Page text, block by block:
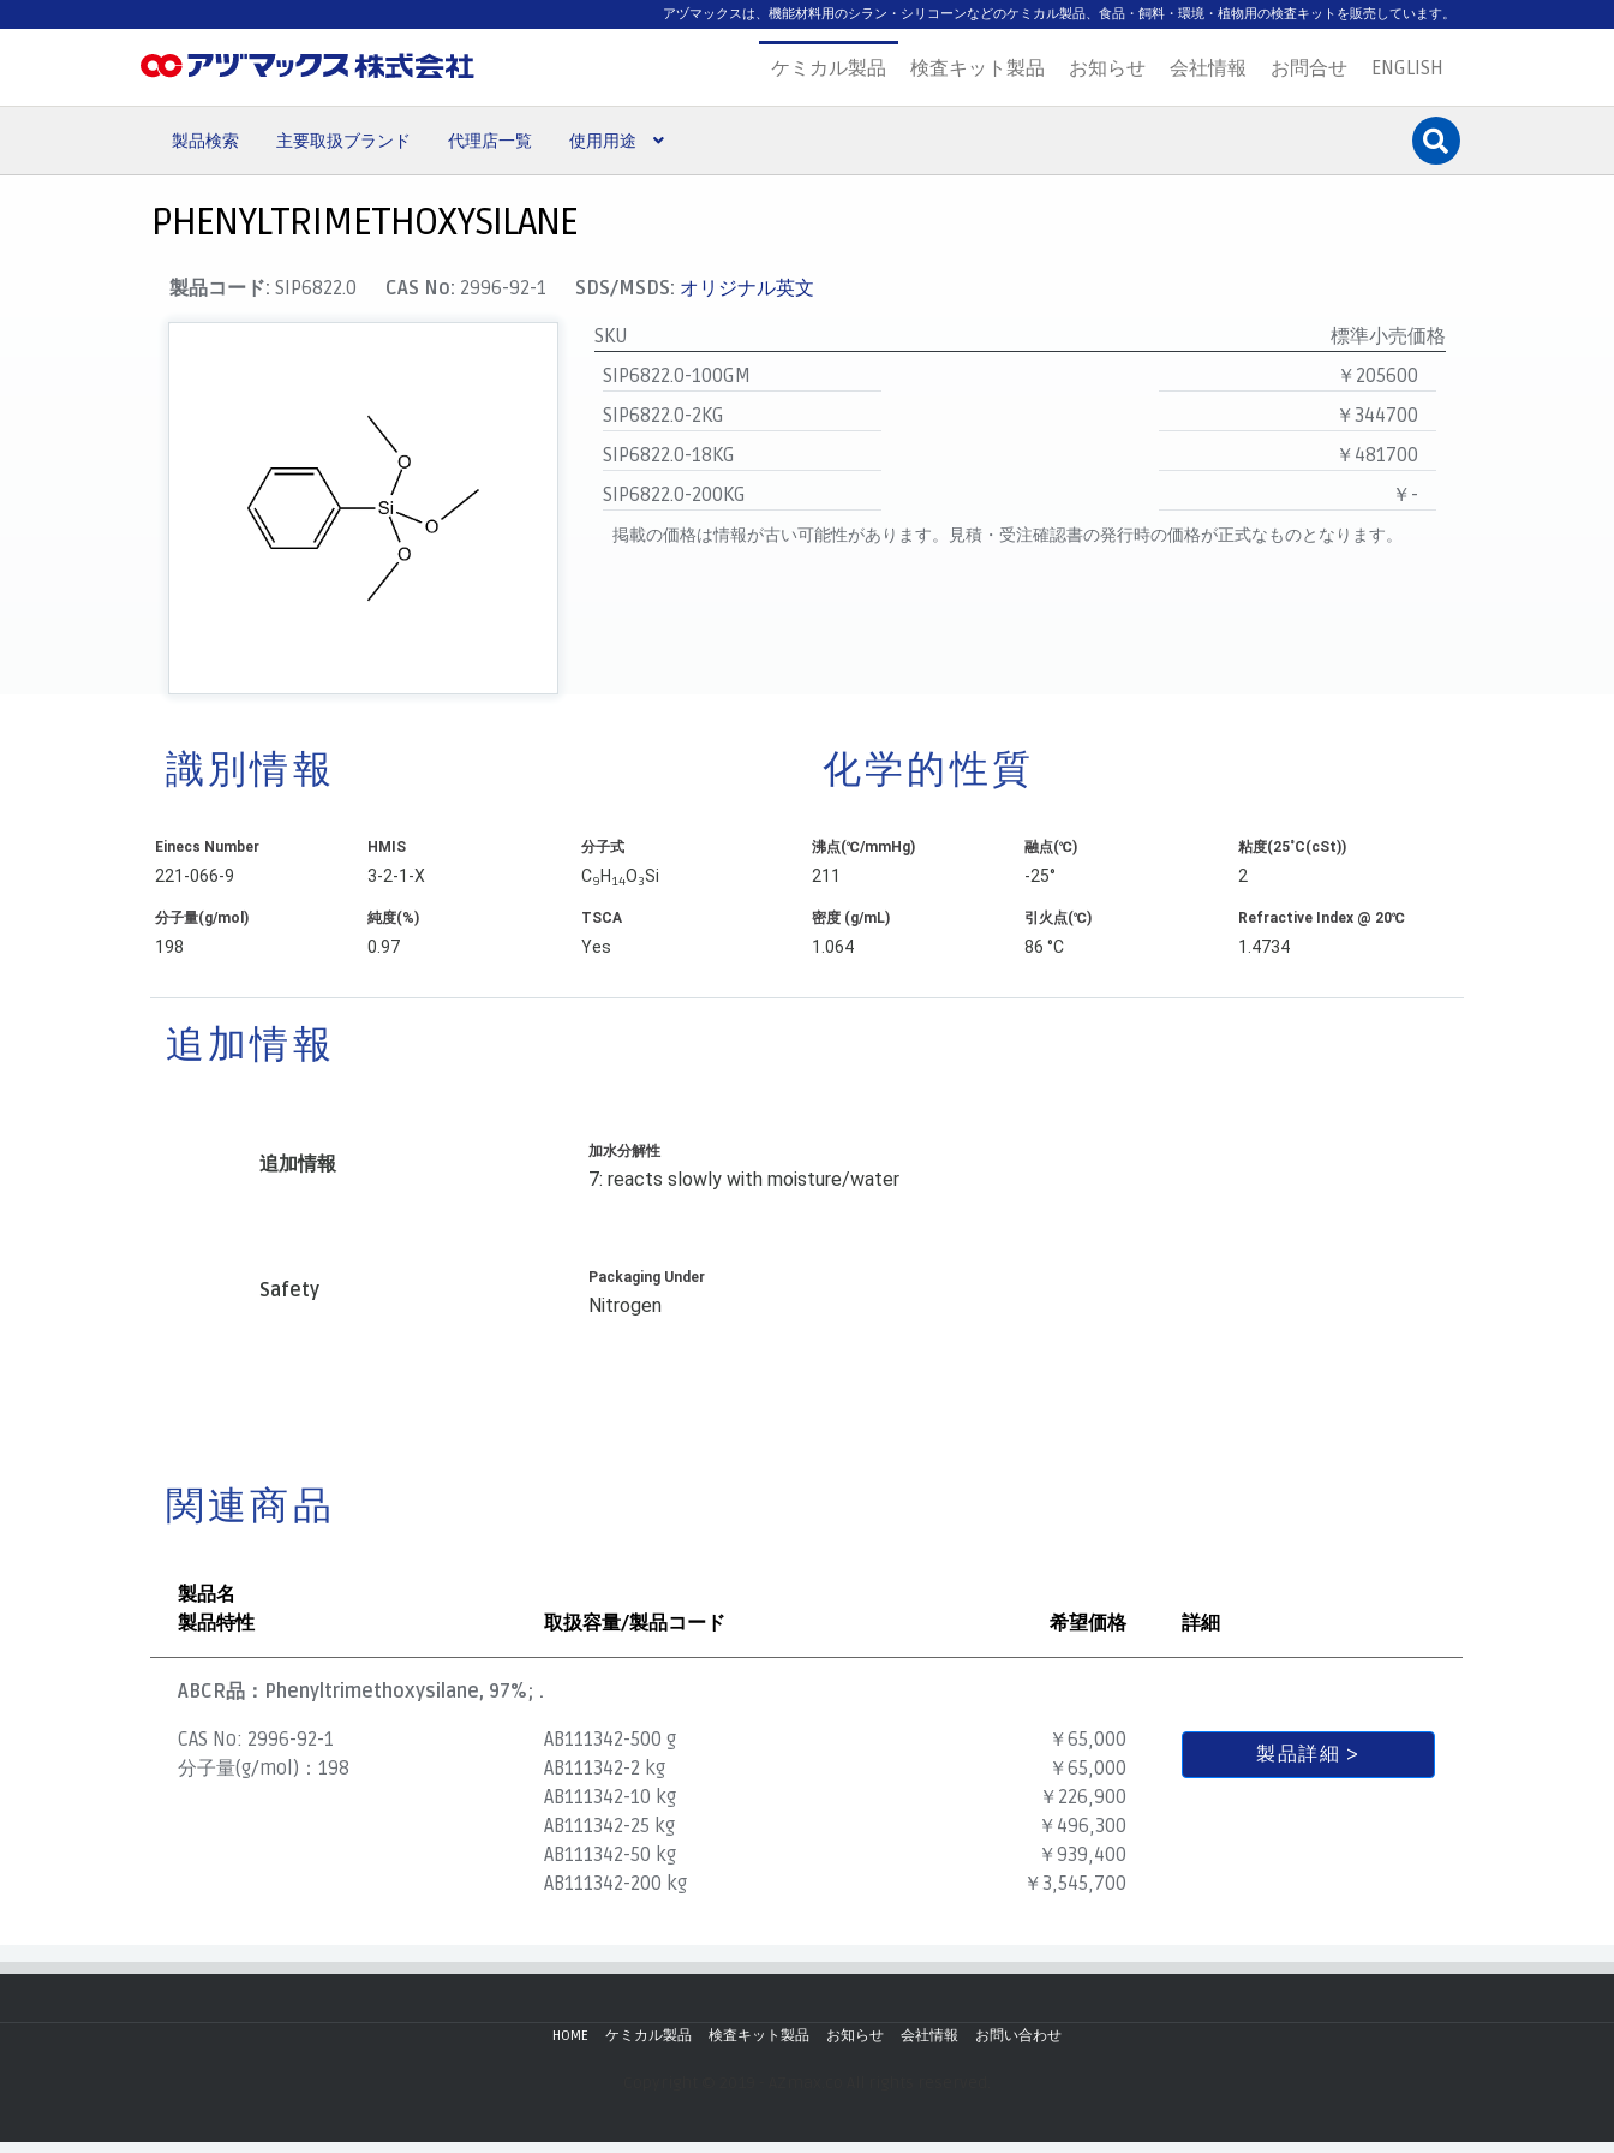
アヅマックスは、機能材料用のシラン・シリコーンなどのケミカル製品、食品・飼料・環境・植物用の検査キットを販売しています。
ケミカル製品 検査キット製品 お知らせ 会社情報 お問合せ ENGLISH
製品検索 主要取扱ブランド 代理店一覧 使用用途
PHENYLTRIMETHOXYSILANE
製品コード:SIP6822.0 CAS No: 2996-92-1 SDS/MSDS: オリジナル英文
SKU
標準小売価格
SIP6822.0-100GM
￥205600
SIP6822.0-2KG
￥344700
SIP6822.0-18KG
￥481700
SIP6822.0-200KG
￥-
掲載の価格は情報が古い可能性があります。見積・受注確認書の発行時の価格が正式なものとなります。
識別情報
Einecs Number
221-066-9
HMIS
3-2-1-X
分子式
C9 H 14O3Si
分子量(g/mol)
198
純度(%)
0.97
TSCA
Yes
化学的性質
沸点(℃/mmHg)
211
融点(℃)
-25°
粘度(25˚C(cSt))
2
密度 (g/mL)
1.064
引火点(℃)
86 °C
Refractive Index @ 20℃
1.4734
追加情報
追加情報
加水分解性
7: reacts slowly with moisture/water
Safety
Packaging Under
Nitrogen
関連商品
製品名
製品特性
取扱容量/製品コード 希望価格 詳細
ABCR品： Phenyltrimethoxysilane, 97%; .
CAS No: 2996-92-1
分子量(g/mol)： 198
AB111342-500 g
AB111342-2 kg
AB111342-10 kg
AB111342-25 kg
AB111342-50 kg
AB111342-200 kg
￥65,000
￥65,000
￥226,900
￥496,300
￥939,400
￥3,545,700
製品詳細
HOME ケミカル製品 検査キット製品 お知らせ 会社情報 お問い合わせ